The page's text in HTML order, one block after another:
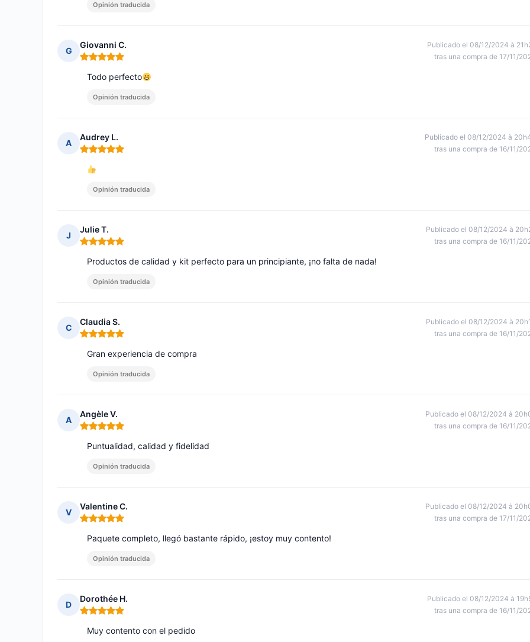
Opinión traducida
G
Giovanni C.
Nota: 5 de 5
Publicado el 08/12/2024 à
tras una compra de 17/11/
Todo perfecto
Opinión traducida
A
Audrey L.
Nota: 5 de 5
Publicado el 08/12/2024 à
tras una compra de 16/11/
Opinión traducida
J
Julie T.
Nota: 5 de 5
Publicado el 08/12/2024 à
tras una compra de 16/11/
Productos de calidad y kit perfecto para un principiante, ¡no falta de nada!
Opinión traducida
C
Claudia S.
Nota: 5 de 5
Publicado el 08/12/2024 à
tras una compra de 16/11/
Gran experiencia de compra
Opinión traducida
A
Angèle V.
Nota: 5 de 5
Publicado el 08/12/2024 à
tras una compra de 16/11/
Puntualidad, calidad y fidelidad
Opinión traducida
V
Valentine C.
Nota: 5 de 5
Publicado el 08/12/2024 à
tras una compra de 17/11/
Paquete completo, llegó bastante rápido, ¡estoy muy contento!
Opinión traducida
D
Dorothée H.
Nota: 5 de 5
Publicado el 08/12/2024 à
tras una compra de 16/11/
Muy contento con el pedido